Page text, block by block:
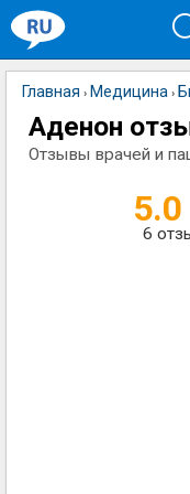
Главная › Медицина ›
Аденон
Отзывы врачей и
5.0
6